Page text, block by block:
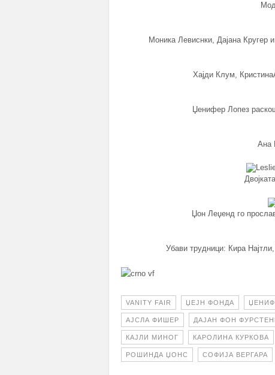
Моника Левиснки, Дајана Кругер
Хајди Клум,
Џенифер Лопез
Ана
Џон Леџенд го
Убави трудници: Кира
VANITY FAIR ЏЕЈН ФОНДА
АЈСЛА ФИШЕР ДАЈАН ФОН
КАЈЛИ МИНОГ КАРОЛИНА КУРКОВА
РОШИНДА ЏОНС СОФИЈА ВЕРГАРА